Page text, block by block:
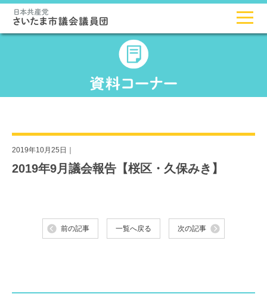
2019年10月25日｜
2019年9月議会報告【桜区・久保みき】
前の記事 一覧へ戻る 次の記事